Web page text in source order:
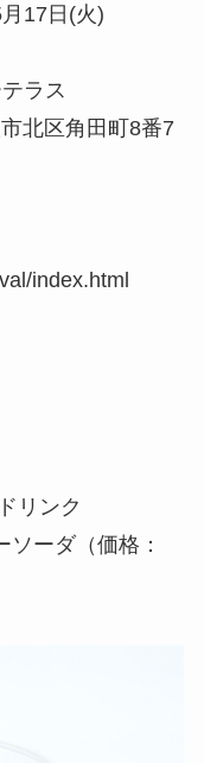
17日(火)
ラス
北区角田町8番7
index.html
リンク
ーダ（価格：